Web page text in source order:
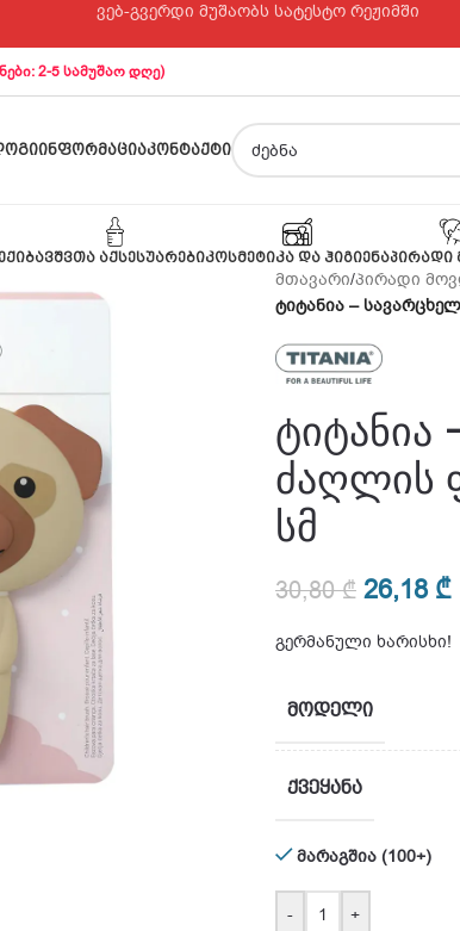
ვებ-გვერდი მუშაობს სატესტო რეჟიმში
2-5 სამუშაო დღე)
ᲘᲜᲤᲝᲠᲛᲐᲪᲘᲐᲙᲝᲜᲢᲐᲥᲢᲘ
ᲑᲐᲕᲨᲕᲗᲐ ᲐᲥᲡᲔᲡᲣᲐᲠᲔᲑᲘᲙᲝᲡᲛᲔᲢᲘᲙᲐ ᲓᲐ ᲰᲘᲒᲘᲔᲜᲐᲞᲘᲠᲐᲓᲘ
მთავარი/პირადი
ტიტანია –
ტიტანია
ძაღლის
სმ
30,80₾ 26,18 ₾
გერმანული ხარისხი!
ᲛᲝᲓᲔᲚᲘ
ᲥᲕᲔᲧᲐᲜᲐ
მარაგშია (100+)
- +